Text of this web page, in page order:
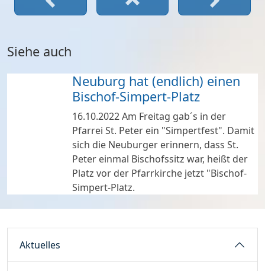
Siehe auch
Neuburg hat (endlich) einen
Bischof-Simpert-Platz
16.10.2022Am Freitag gab´s in der
Pfarrei St. Peter ein "Simpertfest". Damit
sich die Neuburger erinnern, dass St.
Peter einmal Bischofssitz war, heißt der
Platz vor der Pfarrkirche jetzt "Bischof-
Simpert-Platz.
Aktuelles